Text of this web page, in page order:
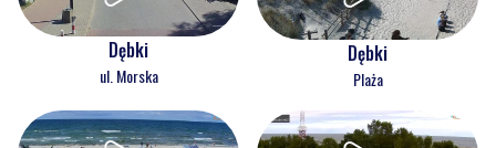
Dębki
ul. Morska
Dębki
Plaża